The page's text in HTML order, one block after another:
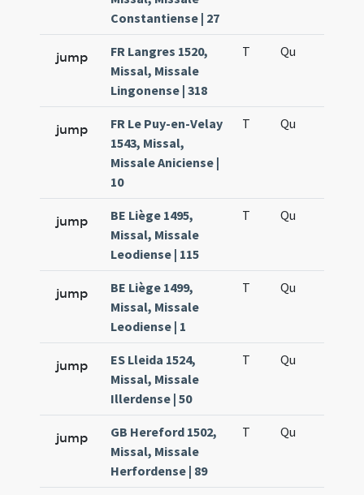
Constantiense | 27
jump
FR Langres 1520,
Missal, Missale
Lingonense | 318
T Qu
jump
FR Le Puy-en-Velay
1543, Missal,
Missale Aniciense |
10
T Qu
jump
BE Liège 1495,
Missal, Missale
Leodiense | 115
T Qu
jump
BE Liège 1499,
Missal, Missale
Leodiense | 1
T Qu
jump
ES Lleida 1524,
Missal, Missale
Illerdense | 50
T Qu
jump
GB Hereford 1502,
Missal, Missale
Herfordense | 89
T Qu